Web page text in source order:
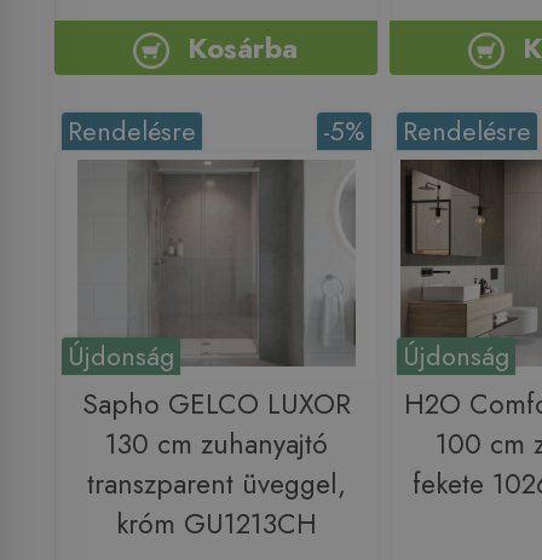
Kosárba
Újdonság
-5%
Rendelésre
Sapho GELCO LUXOR
130 cm zuhanyajtó
transzparent üveggel,
króm GU1213CH
Újdonság
Rendelésre
H2O
100 cm
fekete